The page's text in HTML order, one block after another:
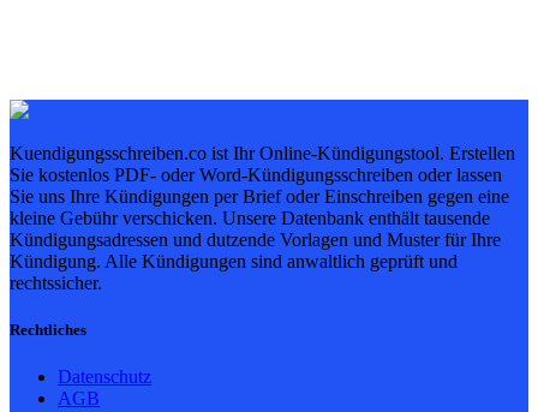
Kuendigungsschreiben.co ist Ihr Online-Kündigungstool. Erstellen
Sie kostenlos PDF- oder Word-Kündigungsschreiben oder lassen
Sie uns Ihre Kündigungen per Brief oder Einschreiben gegen eine
kleine Gebühr verschicken. Unsere Datenbank enthält tausende
Kündigungsadressen und dutzende Vorlagen und Muster für Ihre
Kündigung. Alle Kündigungen sind anwaltlich geprüft und
rechtssicher.
Rechtliches
Datenschutz
AGB